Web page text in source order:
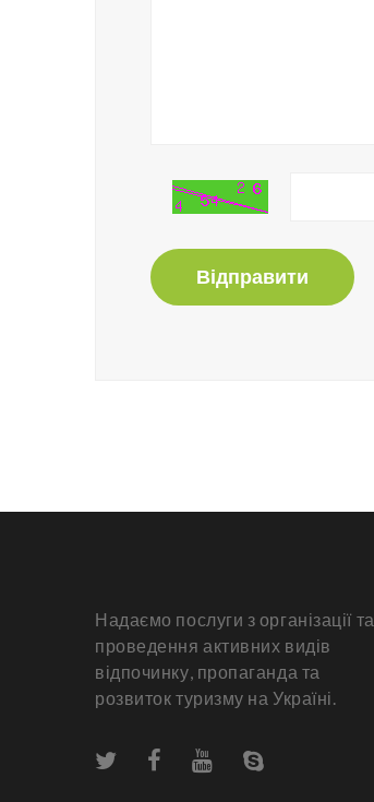
Відправити
Надаємо послуги з організації та
проведення активних видів
відпочинку, пропаганда та
розвиток туризму на Україні.